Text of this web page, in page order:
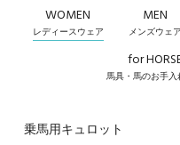
WOMEN
レディースウェア
MEN
メンズウェア
for
馬具・馬のお手入
乗馬用キュロット